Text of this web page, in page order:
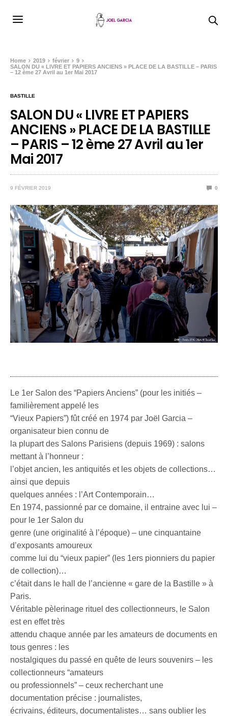
Home 2019 février
9
SALON DU « LIVRE ET PAPIERS ANCIENS » PLACE DE LA BASTILLE – PARIS
– 12 ème 27 Avril au 1er Mai 2017
BASTILLE
SALON DU « LIVRE ET PAPIERS
ANCIENS » PLACE DE LA BASTILLE
– PARIS – 12 ème 27 Avril au 1er
Mai 2017
9 FÉVRIER 2019 0
Le 1er Salon des “Papiers Anciens” (pour les initiés –
familièrement appelé les
“Vieux Papiers”) fût créé en 1974 par Joël Garcia –
organisateur bien connu de
la plupart des Salons Parisiens (depuis 1969) : salons
mettant à l’honneur :
l’objet ancien, les antiquités et les objets de collections…
ainsi que depuis
quelques années : l’Art Contemporain…
En 1974, passionné par ce domaine, il entraine avec lui –
pour le 1er Salon du
genre (une originalité à l’époque) – une cinquantaine
d’exposants amoureux
comme lui du “vieux papier” (les 1ers pionniers du papier
de collection)…
c’était dans le hall de l’ancienne « gare de la Bastille » à
Paris.
Véritable pèlerinage rituel des collectionneurs, le Salon
est en effet très
attendu chaque année par les amateurs de documents en
tous genres : les
nostalgiques du passé en quête de leurs souvenirs – les
collectionneurs “amateurs
ou professionnels” – ceux recherchant une
documentation précise : journalistes,
écrivains, éditeurs, documentalistes… sans oublier les